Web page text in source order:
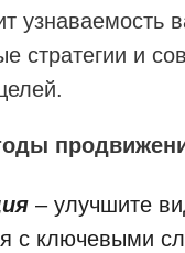
узнаваемость
стратегии и
– улучшите
с ключевыми